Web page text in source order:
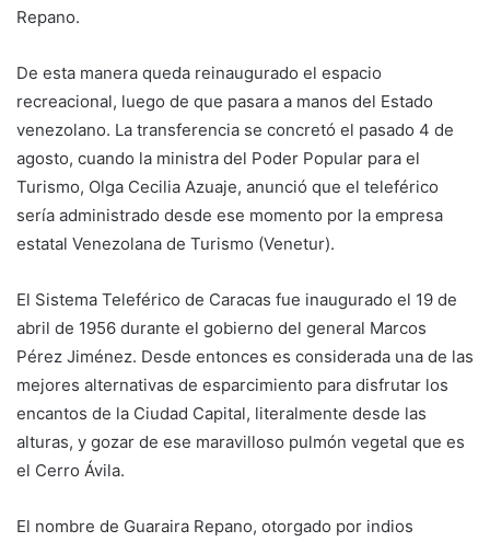
Repano.
De esta manera queda reinaugurado el espacio
recreacional, luego de que pasara a manos del Estado
venezolano. La transferencia se concretó el pasado 4 de
agosto, cuando la ministra del Poder Popular para el
Turismo, Olga Cecilia Azuaje, anunció que el teleférico
sería administrado desde ese momento por la empresa
estatal Venezolana de Turismo (Venetur).
El Sistema Teleférico de Caracas fue inaugurado el 19 de
abril de 1956 durante el gobierno del general Marcos
Pérez Jiménez. Desde entonces es considerada una de las
mejores alternativas de esparcimiento para disfrutar los
encantos de la Ciudad Capital, literalmente desde las
alturas, y gozar de ese maravilloso pulmón vegetal que es
el Cerro Ávila.
El nombre de Guaraira Repano, otorgado por indios